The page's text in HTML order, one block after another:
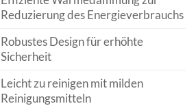
Reduzierung des Energieverbrauchs
Robustes Design für erhöhte
Sicherheit
Leicht zu reinigen mit milden
Reinigungsmitteln